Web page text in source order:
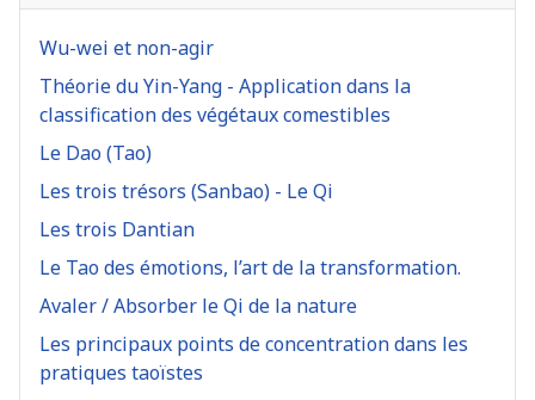
Wu-wei et non-agir
Théorie du Yin-Yang - Application dans la
classification des végétaux comestibles
Le Dao (Tao)
Les trois trésors (Sanbao) - Le Qi
Les trois Dantian
Le Tao des émotions, l’art de la transformation.
Avaler / Absorber le Qi de la nature
Les principaux points de concentration dans les
pratiques taoïstes